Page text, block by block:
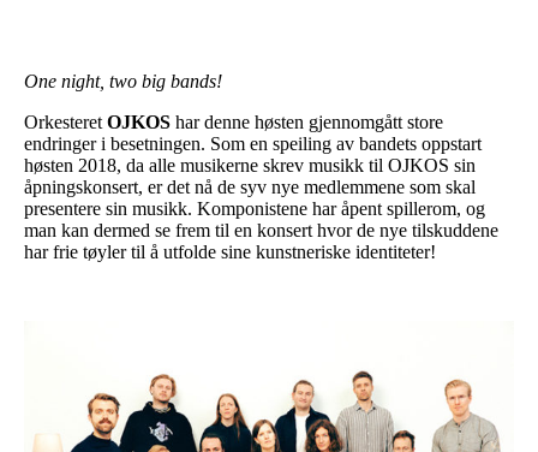
One night, two big bands!
Orkesteret OJKOS har denne høsten gjennomgått store
endringer i besetningen. Som en speiling av bandets oppstart
høsten 2018, da alle musikerne skrev musikk til OJKOS sin
åpningskonsert, er det nå de syv nye medlemmene som skal
presentere sin musikk. Komponistene har åpent spillerom, og
man kan dermed se frem til en konsert hvor de nye tilskuddene
har frie tøyler til å utfolde sine kunstneriske identiteter!